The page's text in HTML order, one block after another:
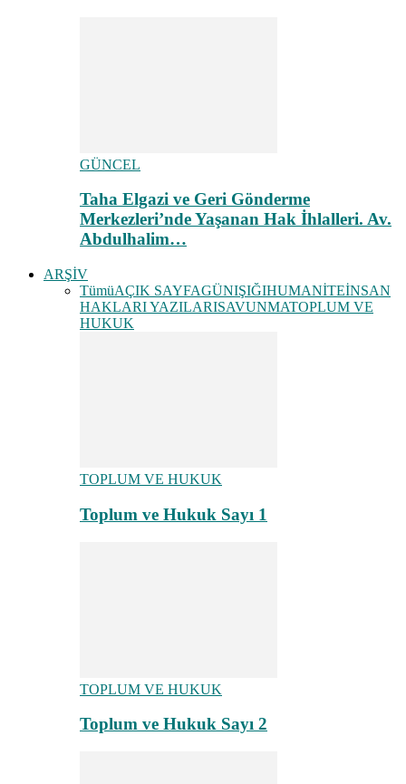
GÜNCEL
Taha Elgazi ve Geri Gönderme
Merkezleri’nde Yaşanan Hak İhlalleri. Av.
Abdulhalim…
ARŞİV
TümüAÇIK SAYFAGÜNIŞIĞIHUMANİTEİNSAN
HAKLARI YAZILARISAVUNMATOPLUM VE
HUKUK
TOPLUM VE HUKUK
Toplum ve Hukuk Sayı 1
TOPLUM VE HUKUK
Toplum ve Hukuk Sayı 2